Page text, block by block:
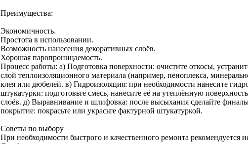
Преимущества:
Экономичность.
Простота в использовании.
Возможность нанесения декоративных слоёв.
Хорошая паропроницаемость.
Процесс работы: а) Подготовка поверхности: очистите откосы,
слой теплоизоляционного материала (например, пеноплекса,
клея или дюбелей. в) Гидроизоляция: при необходимости нанесите
штукатурки: подготовьте смесь, нанесите её на утеплённую
слоёв. д) Выравнивание и шлифовка: после высыхания сделайте
покрытие: покрасьте или украсьте фактурной штукатуркой.
Советы по выбору
При необходимости быстрого и качественного ремонта рекомендуется